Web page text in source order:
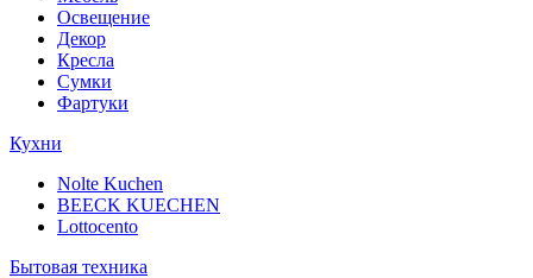
Освещение
Декор
Кресла
Сумки
Фартуки
Кухни
Nolte Kuchen
BEECK KUECHEN
Lottocento
Бытовая техника